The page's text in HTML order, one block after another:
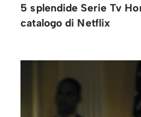
5 splendide Serie Tv
catalogo di Netflix